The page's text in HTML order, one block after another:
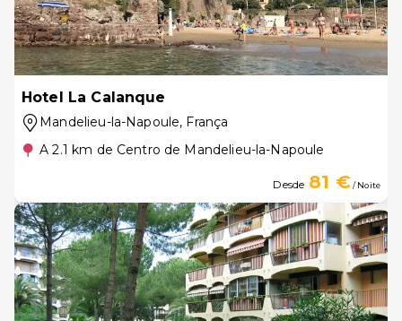
Hotel La Calanque
Mandelieu-la-Napoule, França
A 2.1 km de Centro de Mandelieu-la-Napoule
Desde 81 €/ Noite